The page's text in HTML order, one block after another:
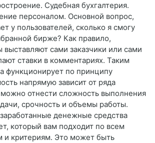
Судебная бухгалтерия.
персоналом. Основной вопрос,
у пользователей, сколько я смогу
бирже? Как правило,
выставляют сами заказчики или сами
ставки в комментариях. Таким
функционирует по принципу
напрямую зависит от ряда
отнести сложность выполнения
срочность и объемы работы.
денежные средства
который вам подходит по всем
и критериям. Это может быть